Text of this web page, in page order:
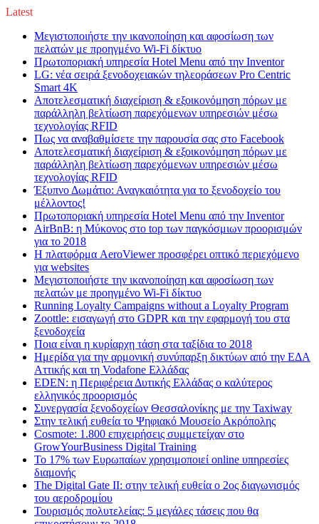
Latest
Μεγιστοποιήστε την ικανοποίηση και αφοσίωση των
πελατών με προηγμένο Wi-Fi δίκτυο
Πρωτοποριακή υπηρεσία Hotel Menu από την Inventor
LG: νέα σειρά ξενοδοχειακών τηλεοράσεων Pro Centric
Smart 4K
Αποτελεσματική διαχείριση & εξοικονόμηση πόρων με
παράλληλη βελτίωση παρεχόμενων υπηρεσιών μέσω
τεχνολογίας RFID
Πως να αναβαθμίσετε την παρουσία σας στο Facebook
Αποτελεσματική διαχείριση & εξοικονόμηση πόρων με
παράλληλη βελτίωση παρεχόμενων υπηρεσιών μέσω
τεχνολογίας RFID
Έξυπνο Δωμάτιο: Αναγκαιότητα για το ξενοδοχείο του
μέλλοντος!
Πρωτοποριακή υπηρεσία Hotel Menu από την Inventor
AirBnB: η Μύκονος στο top των παγκόσμιων προορισμών
για το 2018
Η πλατφόρμα AeroViewer προσφέρει οπτικό περιεχόμενο
για websites
Μεγιστοποιήστε την ικανοποίηση και αφοσίωση των
πελατών με προηγμένο Wi-Fi δίκτυο
Running Loyalty Campaigns without a Loyalty Program
Zoottle: εισαγωγή στο GDPR και την εφαρμογή του στα
ξενοδοχεία
Ποια είναι η κυρίαρχη τάση στα ταξίδια το 2018
Ημερίδα για την αρμονική συνύπαρξη δικτύων από την ΕΔΑ
Αττικής και τη Vodafone Ελλάδας
EDEN: η Περιφέρεια Δυτικής Ελλάδας ο καλύτερος
ελληνικός προορισμός
Συνεργασία ξενοδοχείων Θεσσαλονίκης με την Taxiway
Στην τελική ευθεία το Ψηφιακό Μουσείο Ακρόπολης
Cosmote: 1.800 επιχειρήσεις συμμετείχαν στο
GrowYourBusiness Digital Training
Το 17% των Ευρωπαίων χρησιμοποιεί online υπηρεσίες
διαμονής
The Digital Gate II: στην τελική ευθεία ο 2ος διαγωνισμός
του αεροδρομίου
Τουρισμός πολυτελείας: 5 μεγάλες τάσεις που θα